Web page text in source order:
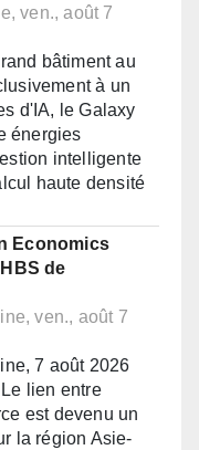
ven., août 7
bâtiment au
à un
d'IA, le Galaxy
énergies
intelligente
haute densité
Economics
de
ven., août 7
7 août 2026
lien entre
est devenu un
la région Asie-